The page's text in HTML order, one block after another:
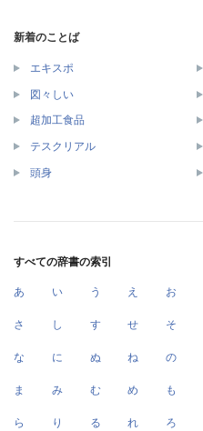
新着のことば
エキスポ
図々しい
超加工食品
テスクリアル
頭身
すべての辞書の索引
あ い う え お
さ し す せ そ
な に ぬ ね の
ま み む め も
ら り る れ ろ